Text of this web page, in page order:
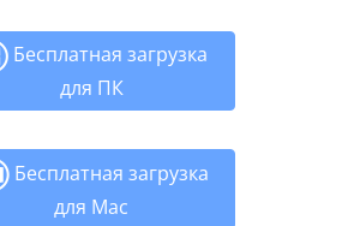
Бесплатная загрузка
для ПК
Бесплатная загрузка
для Mac